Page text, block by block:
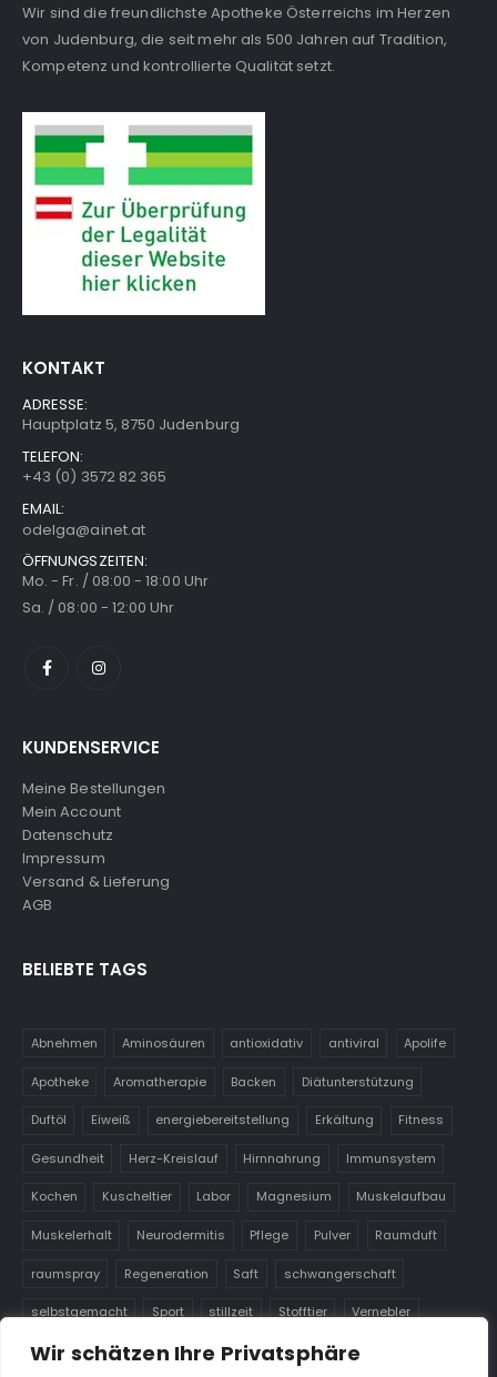
Wir schätzen Ihre Privatsphäre
Wir sind die freundlichste Apotheke Österreichs im Herzen
von Judenburg, die seit mehr als 500 Jahren auf Tradition,
Kompetenz und kontrollierte Qualität setzt.
KONTAKT
ADRESSE:
Hauptplatz 5, 8750 Judenburg
TELEFON:
+43 (0) 3572 82 365
EMAIL:
odelga@ainet.at
ÖFFNUNGSZEITEN:
Mo. - Fr. / 08:00 - 18:00 Uhr
Sa. / 08:00 - 12:00 Uhr
KUNDENSERVICE
Meine Bestellungen
Mein Account
Datenschutz
Impressum
Versand & Lieferung
AGB
BELIEBTE TAGS
Abnehmen Aminosäuren antioxidativ antiviral Apolife
Apotheke Aromatherapie Backen Diätunterstützung
Duftöl Eiweiß energiebereitstellung Erkältung Fitness
Gesundheit Herz-Kreislauf Hirnnahrung Immunsystem
Kochen Kuscheltier Labor Magnesium Muskelaufbau
Muskelerhalt Neurodermitis Pflege Pulver Raumduft
raumspray Regeneration Saft schwangerschaft
selbstgemacht Sport stillzeit Stofftier Vernebler
Warmies Wasser Wärmetier für Kinder Zink